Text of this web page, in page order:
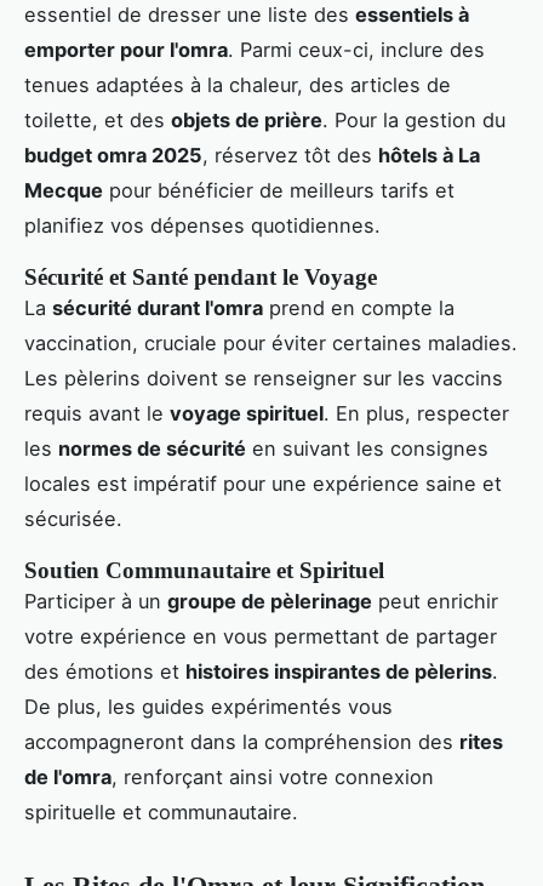
essentiel de dresser une liste des essentiels à
emporter pour l'omra. Parmi ceux-ci, inclure des
tenues adaptées à la chaleur, des articles de
toilette, et des objets de prière. Pour la gestion du
budget omra 2025, réservez tôt des hôtels à La
Mecque pour bénéficier de meilleurs tarifs et
planifiez vos dépenses quotidiennes.
Sécurité et Santé pendant le Voyage
La sécurité durant l'omra prend en compte la
vaccination, cruciale pour éviter certaines maladies.
Les pèlerins doivent se renseigner sur les vaccins
requis avant le voyage spirituel. En plus, respecter
les normes de sécurité en suivant les consignes
locales est impératif pour une expérience saine et
sécurisée.
Soutien Communautaire et Spirituel
Participer à un groupe de pèlerinage peut enrichir
votre expérience en vous permettant de partager
des émotions et histoires inspirantes de pèlerins.
De plus, les guides expérimentés vous
accompagneront dans la compréhension des rites
de l'omra, renforçant ainsi votre connexion
spirituelle et communautaire.